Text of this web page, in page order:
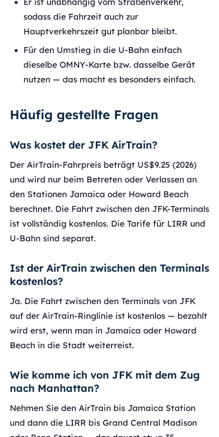
sodass die Fahrzeit auch zur
Hauptverkehrszeit gut planbar bleibt.
Für den Umstieg in die U-Bahn einfach
dieselbe OMNY-Karte bzw. dasselbe Gerät
nutzen — das macht es besonders einfach.
Häufig gestellte Fragen
Was kostet der JFK AirTrain?
Der AirTrain-Fahrpreis beträgt US$9.25 (2026)
und wird nur beim Betreten oder Verlassen an
den Stationen Jamaica oder Howard Beach
berechnet. Die Fahrt zwischen den JFK-Terminals
ist vollständig kostenlos. Die Tarife für LIRR und
U-Bahn sind separat.
Ist der AirTrain zwischen den Terminals
kostenlos?
Ja. Die Fahrt zwischen den Terminals von JFK
auf der AirTrain-Ringlinie ist kostenlos — bezahlt
wird erst, wenn man in Jamaica oder Howard
Beach in die Stadt weiterreist.
Wie komme ich von JFK mit dem Zug
nach Manhattan?
Nehmen Sie den AirTrain bis Jamaica Station
und dann die LIRR bis Grand Central Madison